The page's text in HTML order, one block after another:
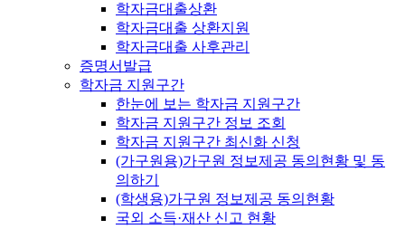
학자금대출상환
학자금대출 상환지원
학자금대출 사후관리
증명서발급
학자금 지원구간
한눈에 보는 학자금 지원구간
학자금 지원구간 정보 조회
학자금 지원구간 최신화 신청
(가구원용)가구원 정보제공 동의현황 및 동
의하기
(학생용)가구원 정보제공 동의현황
국외 소득·재산 신고 현황